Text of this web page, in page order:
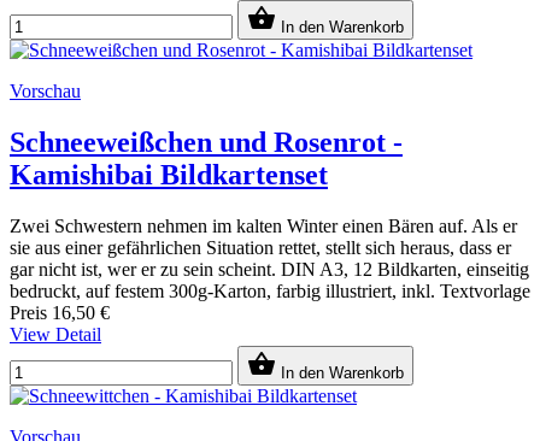
 In den Warenkorb
Vorschau
Schneeweißchen und Rosenrot -
Kamishibai Bildkartenset
Zwei Schwestern nehmen im kalten Winter einen Bären auf. Als er
sie aus einer gefährlichen Situation rettet, stellt sich heraus, dass er
gar nicht ist, wer er zu sein scheint. DIN A3, 12 Bildkarten, einseitig
bedruckt, auf festem 300g-Karton, farbig illustriert, inkl. Textvorlage
Preis 16,50 €
View Detail
 In den Warenkorb
Vorschau